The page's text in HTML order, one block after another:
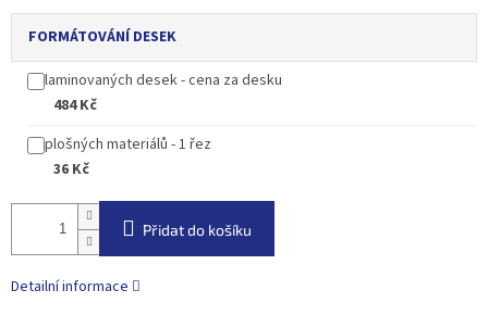
FORMÁTOVÁNÍ DESEK
laminovaných desek - cena za desku
484 Kč
plošných materiálů - 1 řez
36 Kč
Přidat do košíku
Detailní informace